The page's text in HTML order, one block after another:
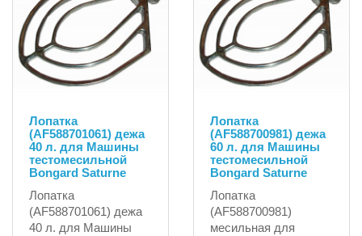
Лопатка
(AF588701061) дежа
40 л. для Машины
тестомесильной
Bongard Saturne
Лопатка
(AF588701061) дежа
40 л. для Машины
Лопатка
(AF588700981) дежа
60 л. для Машины
тестомесильной
Bongard Saturne
Лопатка
(AF588700981)
месильная для